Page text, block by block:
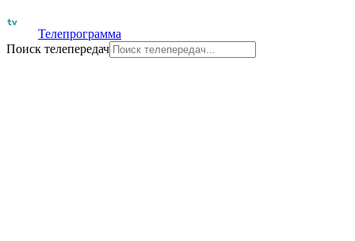
Телепрограмма
Поиск телепередач